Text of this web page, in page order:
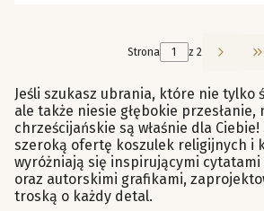
Strona z 2
Jeśli szukasz ubrania, które nie tylko
ale także niesie głębokie przesłanie,
chrześcijańskie są właśnie dla
szeroką ofertę koszulek religijnych i
wyróżniają się inspirującymi cytatami
oraz autorskimi grafikami,
troską o każdy detal.